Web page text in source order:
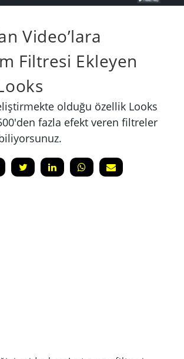
Video’lara
Filtresi Ekleyen
olduğu özellik Looks
fazla efekt veren filtreler